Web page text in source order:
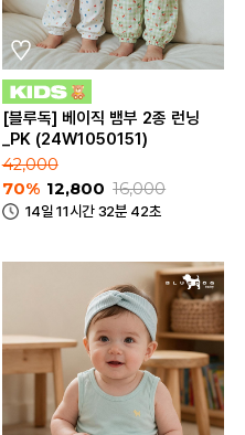
[블루독] 베이직 뱀부 2종 런닝
_PK (24W1050151)
42,000
70% 12,800 16,000
14일 11시간 32분 42초